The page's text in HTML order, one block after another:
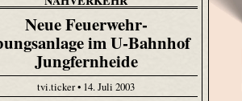
Neue Feuerwehr-
im U-Bahnhof
Jungfernheide
tvi.ticker • 14. Juli 2003